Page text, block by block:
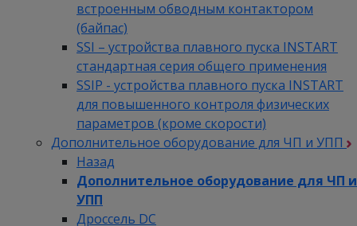
встроенным обводным контактором
(байпас)
SSI – устройства плавного пуска INSTART
стандартная серия общего применения
SSIP - устройства плавного пуска INSTART
для повышенного контроля физических
параметров (кроме скорости)
Дополнительное оборудование для ЧП и УПП
Назад
Дополнительное оборудование для ЧП и
УПП
Дроссель DC